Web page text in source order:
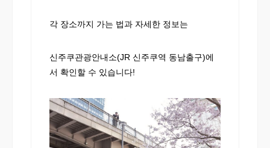
각 장소까지 가는 법과 자세한 정보는
신주쿠관광안내소(JR 신주쿠역 동남출구)에
서 확인할 수 있습니다!